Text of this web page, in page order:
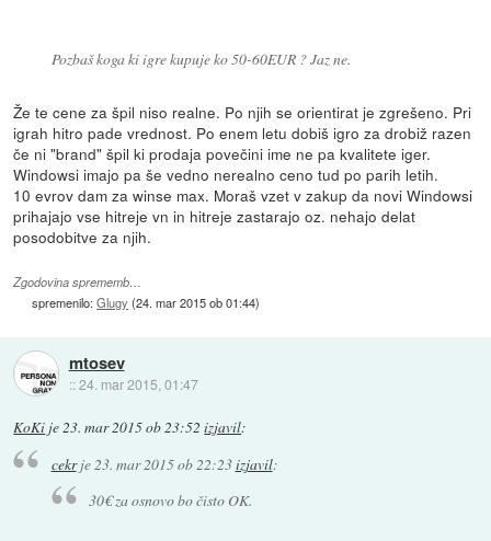
Pozbaš koga ki igre kupuje ko 50-60EUR ? Jaz ne.
Že te cene za špil niso realne. Po njih se orientirat je zgrešeno. Pri
igrah hitro pade vrednost. Po enem letu dobiš igro za drobiž razen
če ni "brand" špil ki prodaja povečini ime ne pa kvalitete iger.
Windowsi imajo pa še vedno nerealno ceno tud po parih letih.
10 evrov dam za winse max. Moraš vzet v zakup da novi Windowsi
prihajajo vse hitreje vn in hitreje zastarajo oz. nehajo delat
posodobitve za njih.
Zgodovina sprememb…
spremenilo:Glugy (24. mar 2015 ob 01:44)
mtosev
::24. mar 2015, 01:47
KoKi je23. mar 2015 ob 23:52 izjavil:
cekrje23. mar 2015 ob 22:23izjavil:
30€ za osnovo bo čisto OK.